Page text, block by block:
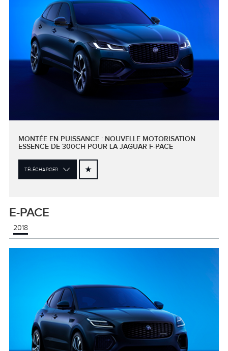
MONTÉE EN PUISSANCE : NOUVELLE MOTORISATION
ESSENCE DE 300CH POUR LA JAGUAR F-PACE
TÉLÉCHARGER
E-PACE
2018